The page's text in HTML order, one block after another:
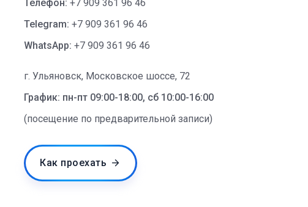
Телефон: +7 909 361 96 46
Telegram: +7 909 361 96 46
WhatsApp: +7 909 361 96 46
г. Ульяновск, Московское шоссе, 72
График: пн-пт 09:00-18:00, сб 10:00-16:00
(посещение по предварительной записи)
Как проехать